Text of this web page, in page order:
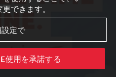
できます。
定で
使用を承諾する